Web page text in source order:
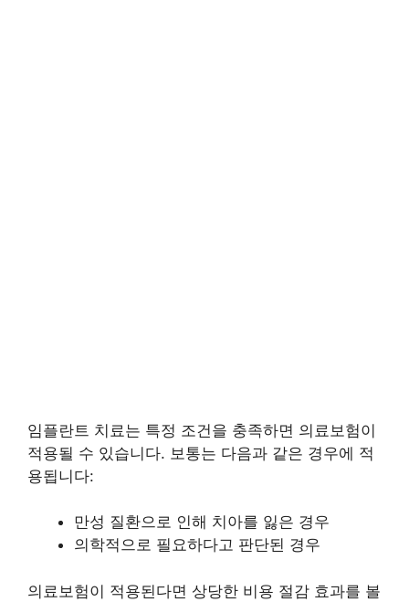
임플란트 치료는 특정 조건을 충족하면 의료보험이
적용될 수 있습니다. 보통는 다음과 같은 경우에 적
용됩니다:
만성 질환으로 인해 치아를 잃은 경우
의학적으로 필요하다고 판단된 경우
의료보험이 적용된다면 상당한 비용 절감 효과를 볼